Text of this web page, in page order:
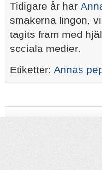
Tidigare år har
smakerna lingon,
tagits fram med
sociala medier.
Etiketter: Annas